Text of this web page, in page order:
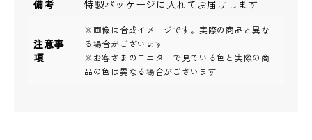
備考 特製パッケージに入れてお届けします
注意事
項
※画像は合成イメージです。実際の商品と異な
る場合がございます
※お客さまのモニターで見ている色と実際の商
品の色は異なる場合がございます